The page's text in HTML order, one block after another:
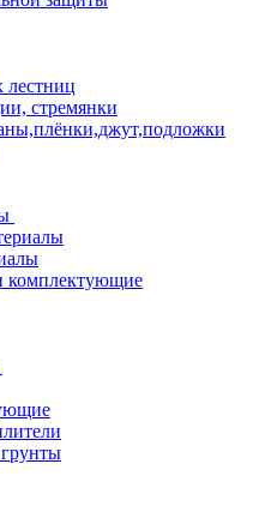
лестниц
стремянки
комплектующие